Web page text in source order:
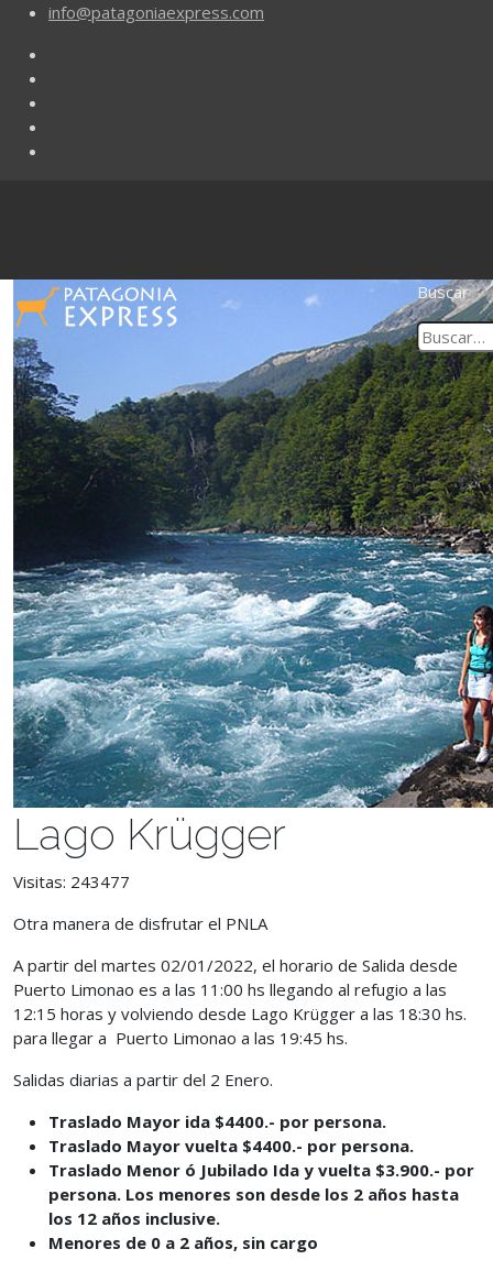
info@patagoniaexpress.com
Buscar
Lago Krügger
Visitas: 243477
Otra manera de disfrutar el PNLA
A partir del martes 02/01/2022, el horario de Salida desde
Puerto Limonao es a las 11:00 hs llegando al refugio a las
12:15 horas y volviendo desde Lago Krügger a las 18:30 hs.
para llegar a Puerto Limonao a las 19:45 hs.
Salidas diarias a partir del 2 Enero.
Traslado Mayor ida $4400.- por persona.
Traslado Mayor vuelta $4400.- por persona.
Traslado Menor ó Jubilado Ida y vuelta $3.900.- por
persona. Los menores son desde los 2 años hasta
los 12 años inclusive.
Menores de 0 a 2 años, sin cargo